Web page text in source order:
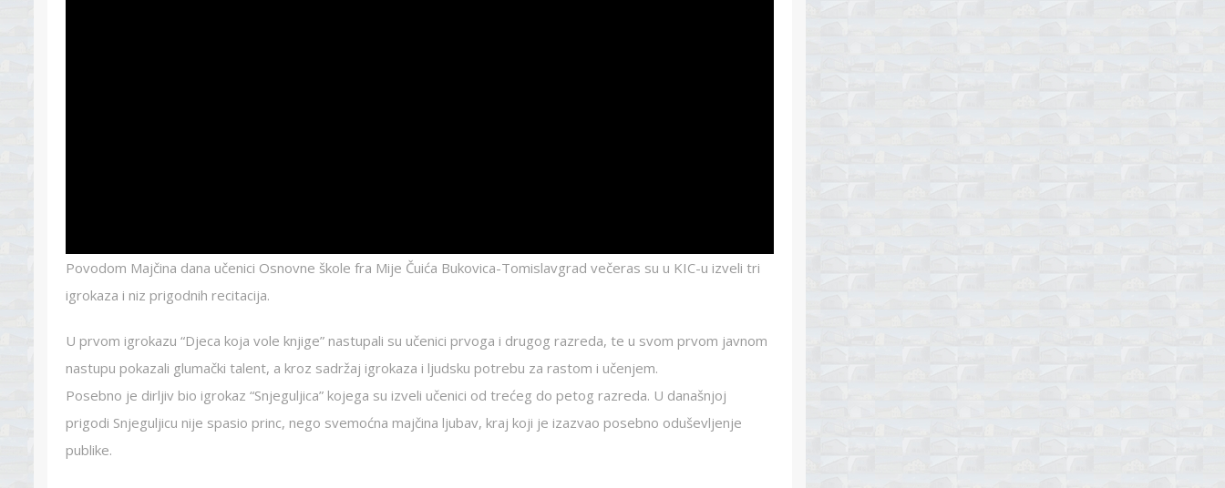
Povodom Majčina dana učenici Osnovne škole fra Mije Čuića Bukovica-Tomislavgrad večeras su u KIC-u izveli tri
igrokaza i niz prigodnih recitacija.
U prvom igrokazu “Djeca koja vole knjige” nastupali su učenici prvoga i drugog razreda, te u svom prvom javnom
nastupu pokazali glumački talent, a kroz sadržaj igrokaza i ljudsku potrebu za rastom i učenjem.
Posebno je dirljiv bio igrokaz “Snjeguljica” kojega su izveli učenici od trećeg do petog razreda. U današnjoj
prigodi Snjeguljicu nije spasio princ, nego svemoćna majčina ljubav, kraj koji je izazvao posebno oduševljenje
publike.